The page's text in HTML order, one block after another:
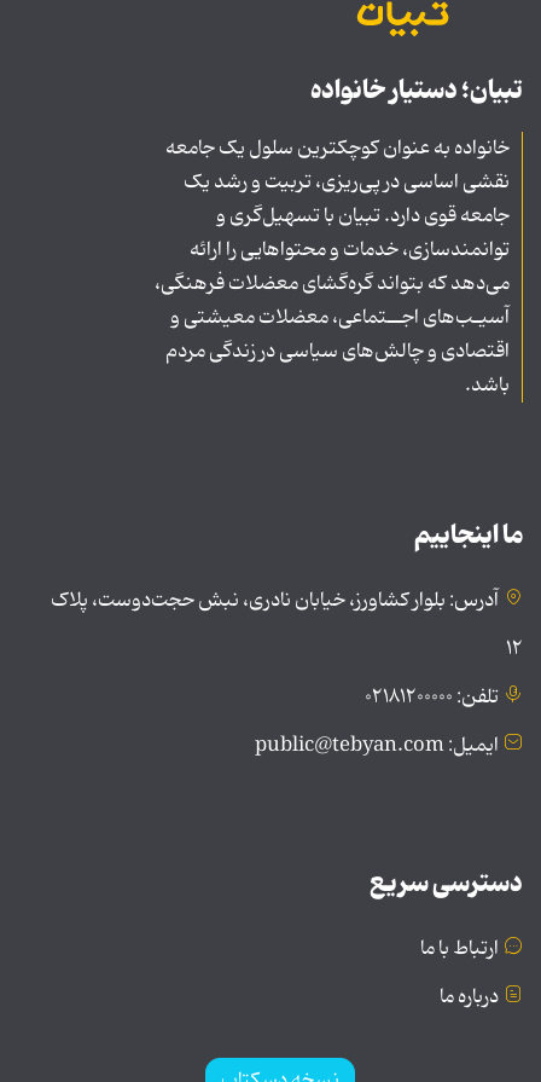
تبیان؛ دستیار خانواده
خانواده به عنوان کوچکترین سلول یک جامعه
نقشی اساسی در پی‌ریزی، تربیت و رشد یک
جامعه قوی دارد. تبیان با تسهیل‌گری و
توانمندسازی، خدمات و محتواهایی را ارائه
می‌دهد که بتواند گره‌گشای معضلات فرهنگی،
آسیـب‌های اجــتماعی، معضلات معیشتی و
اقتصادی و چالش‌های سیاسی در زندگی مردم
باشد.
ما اینجاییم
آدرس: بلوار کشاورز، خیابان نادری، نبش حجت‌دوست، پلاک
۱۲
تلفن: ۰۲۱۸۱۲۰۰۰۰۰
ایمیل: public@tebyan.com
دسترسی سریع
ارتباط با ما
درباره ما